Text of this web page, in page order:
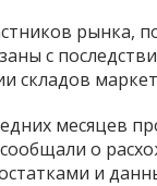
рынка,
с
складов
месяцев
о
и